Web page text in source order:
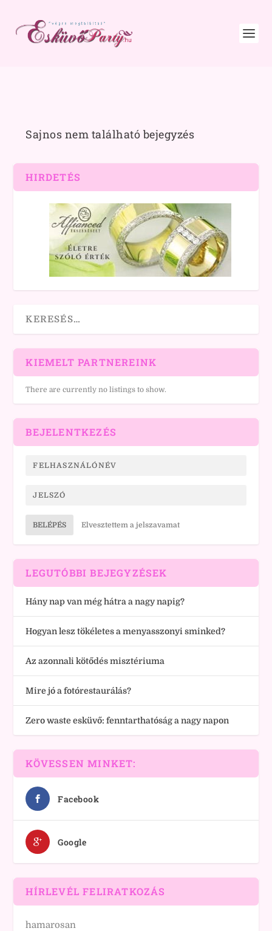
Sajnos nem található bejegyzés
HIRDETÉS
KIEMELT PARTNEREINK
There are currently no listings to show.
BEJELENTKEZÉS
BELÉPÉS Elvesztettem a jelszavamat
LEGUTÓBBI BEJEGYZÉSEK
Hány nap van még hátra a nagy napig?
Hogyan lesz tökéletes a menyasszonyi sminked?
Az azonnali kötődés misztériuma
Mire jó a fotórestaurálás?
Zero waste esküvő: fenntarthatóság a nagy napon
KÖVESSEN MINKET:
Facebook
Google
HÍRLEVÉL FELIRATKOZÁS
hamarosan